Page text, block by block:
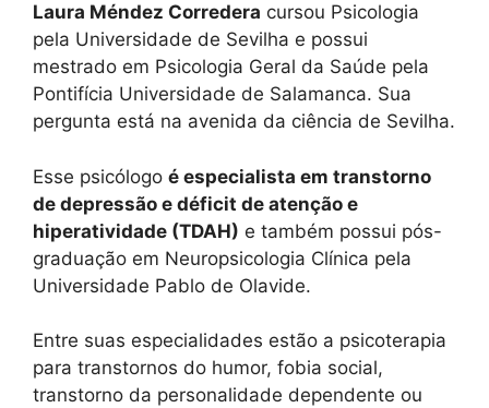
Laura Méndez Corredera cursou Psicologia
pela Universidade de Sevilha e possui
mestrado em Psicologia Geral da Saúde pela
Pontifícia Universidade de Salamanca. Sua
pergunta está na avenida da ciência de Sevilha.
Esse psicólogo é especialista em transtorno
de depressão e déficit de atenção e
hiperatividade (TDAH) e também possui pós-
graduação em Neuropsicologia Clínica pela
Universidade Pablo de Olavide.
Entre suas especialidades estão a psicoterapia
para transtornos do humor, fobia social,
transtorno da personalidade dependente ou